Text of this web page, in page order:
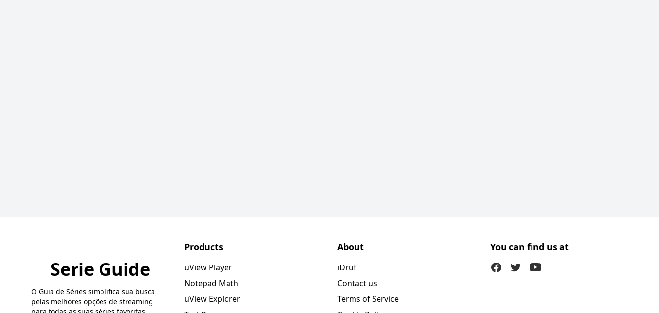
Serie Guide
O Guia de Séries simplifica sua busca
pelas melhores opções de streaming
Products
uView Player
Notepad Math
uView Explorer
About
iDruf
Contact us
Terms of Service
You can find us at
FacebookTwitter (X)Youtube